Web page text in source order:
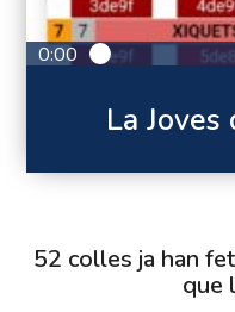
0:00
La
52 colles ja han
que